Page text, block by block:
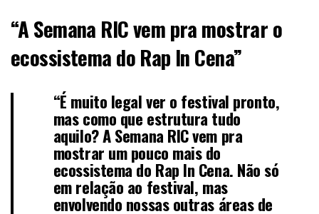
“A Semana RIC vem pra mostrar o
ecossistema do Rap In Cena”
“É muito legal ver o festival pronto,
mas como que estrutura tudo
aquilo? A Semana RIC vem pra
mostrar um pouco mais do
ecossistema do Rap In Cena. Não só
em relação ao festival, mas
envolvendo nossas outras áreas de